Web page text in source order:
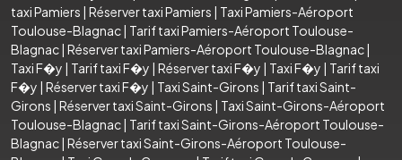
taxi Pamiers | Réserver taxi Pamiers | Taxi Pamiers-Aéroport
Toulouse-Blagnac| Tarif taxi Pamiers-Aéroport Toulouse-
Blagnac| Réserver taxi Pamiers-Aéroport Toulouse-Blagnac|
Taxi F�y | Tarif taxi F�y | Réserver taxi F�y | Taxi F�y | Tarif taxi
F�y | Réserver taxi F�y | Taxi Saint-Girons | Tarif taxi Saint-
Girons | Réserver taxi Saint-Girons | Taxi Saint-Girons-Aéroport
Toulouse-Blagnac| Tarif taxi Saint-Girons-Aéroport Toulouse-
Blagnac| Réserver taxi Saint-Girons-Aéroport Toulouse-